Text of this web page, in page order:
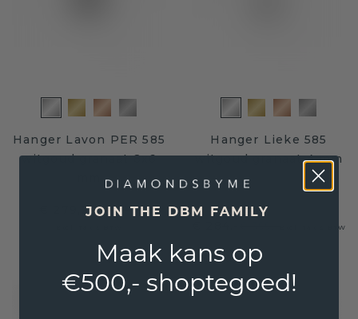
Hanger Lavon PER 585
witgoud granaat 8x6
€ 279,20€ 349,-
Hanger Lieke 585
witgoud granaat 4 mm
Excl. Tax & BTW
Levenslange garantie
JOIN THE DBM FAMILY
Maak kans op
€500,- shoptegoed!